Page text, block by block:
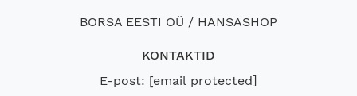
BORSA EESTI OÜ / HANSASHOP
KONTAKTID
E-post: [email protected]